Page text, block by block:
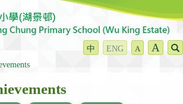
中 ENG A A